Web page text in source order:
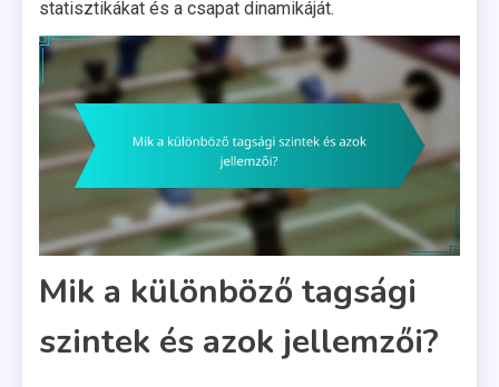
statisztikákat és a csapat dinamikáját.
Mik a különböző tagsági
szintek és azok jellemzői?